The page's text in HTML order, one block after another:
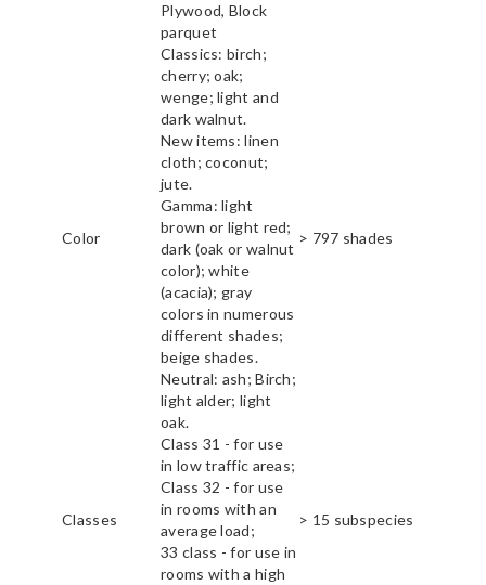
Plywood, Block
parquet
Color
Classics: birch;
cherry; oak;
wenge; light and
dark walnut.
New items: linen
cloth; coconut;
jute.
Gamma: light
brown or light red;
dark (oak or walnut
color); white
(acacia); gray
colors in numerous
different shades;
beige shades.
Neutral: ash; Birch;
light alder; light
oak.
> 797 shades
Classes
Class 31 - for use
in low traffic areas;
Class 32 - for use
in rooms with an
average load;
33 class - for use in
rooms with a high
> 15 subspecies